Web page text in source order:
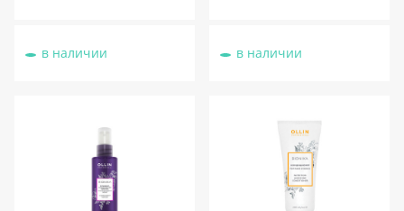
в наличии в наличии